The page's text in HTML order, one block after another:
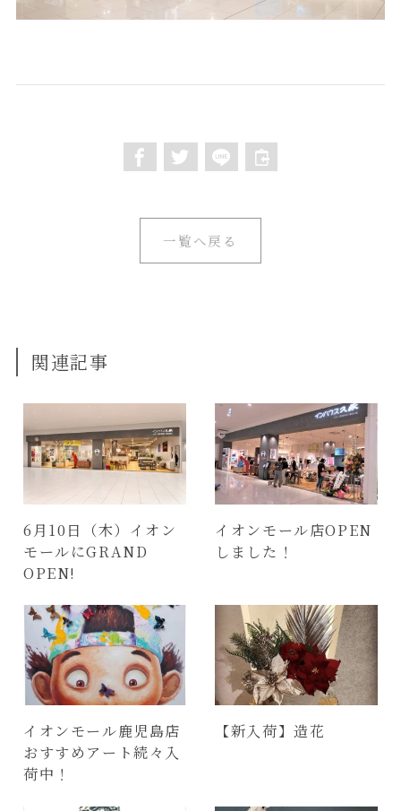
一覧へ戻る
関連記事
6月10日（木）イオン
モールにGRAND
OPEN!
イオンモール店OPEN
しました！
イオンモール鹿児島店
おすすめアート続々入
荷中！
【新入荷】造花